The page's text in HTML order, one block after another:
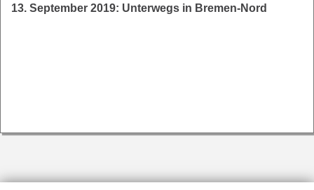
13. September 2019: Unterwegs in Bremen-Nord